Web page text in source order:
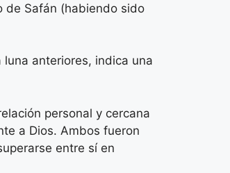
de Safán (habiendo sido
anteriores, indica una
personal y cercana
a Dios. Ambos fueron
entre sí en